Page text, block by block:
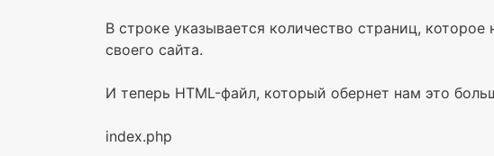
В строке указывается количество страниц,
своего сайта.
И теперь HTML-файл, который обернет нам это
index.php